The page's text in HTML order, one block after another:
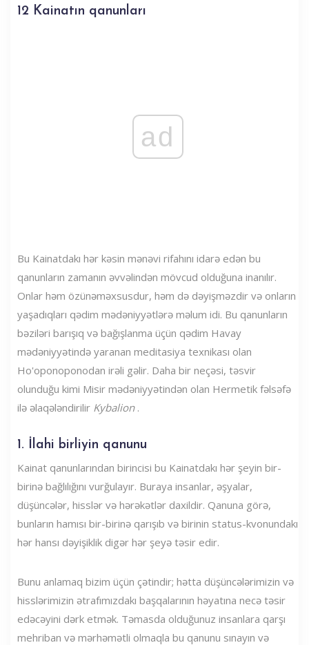
12 Kainatın qanunları
ad
Bu Kainatdakı hər kəsin mənəvi rifahını idarə edən bu
qanunların zamanın əvvəlindən mövcud olduğuna inanılır.
Onlar həm özünəməxsusdur, həm də dəyişməzdir və onların
yaşadıqları qədim mədəniyyətlərə məlum idi. Bu qanunların
bəziləri barışıq və bağışlanma üçün qədim Havay
mədəniyyətində yaranan meditasiya texnikası olan
Ho'oponoponodan irəli gəlir. Daha bir neçəsi, təsvir
olunduğu kimi Misir mədəniyyətindən olan Hermetik fəlsəfə
ilə əlaqələndirilir Kybalion.
1. İlahi birliyin qanunu
Kainat qanunlarından birincisi bu Kainatdakı hər şeyin bir-
birinə bağlılığını vurğulayır. Buraya insanlar, əşyalar,
düşüncələr, hisslər və hərəkətlər daxildir. Qanuna görə,
bunların hamısı bir-birinə qarışıb və birinin status-kvonundakı
hər hansı dəyişiklik digər hər şeyə təsir edir.
Bunu anlamaq bizim üçün çətindir; hətta düşüncələrimizin və
hisslərimizin ətrafımızdakı başqalarının həyatına necə təsir
edəcəyini dərk etmək. Təmasda olduğunuz insanlara qarşı
mehriban və mərhəmətli olmaqla bu qanunu sınayın və